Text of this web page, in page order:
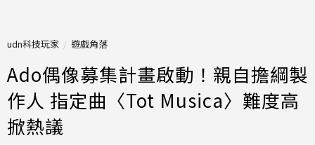
udn科技玩家 遊戲角落
Ado偶像募集計畫啟動！親自擔綱製
作人 指定曲〈Tot Musica〉難度高
掀熱議